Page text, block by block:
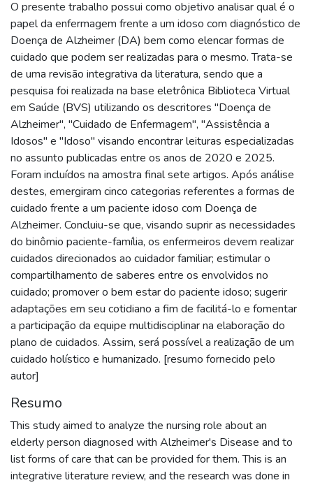
O presente trabalho possui como objetivo analisar qual é o
papel da enfermagem frente a um idoso com diagnóstico de
Doença de Alzheimer (DA) bem como elencar formas de
cuidado que podem ser realizadas para o mesmo. Trata-se
de uma revisão integrativa da literatura, sendo que a
pesquisa foi realizada na base eletrônica Biblioteca Virtual
em Saúde (BVS) utilizando os descritores "Doença de
Alzheimer", "Cuidado de Enfermagem", "Assistência a
Idosos" e "Idoso" visando encontrar leituras especializadas
no assunto publicadas entre os anos de 2020 e 2025.
Foram incluídos na amostra final sete artigos. Após análise
destes, emergiram cinco categorias referentes a formas de
cuidado frente a um paciente idoso com Doença de
Alzheimer. Concluiu-se que, visando suprir as necessidades
do binômio paciente-família, os enfermeiros devem realizar
cuidados direcionados ao cuidador familiar; estimular o
compartilhamento de saberes entre os envolvidos no
cuidado; promover o bem estar do paciente idoso; sugerir
adaptações em seu cotidiano a fim de facilitá-lo e fomentar
a participação da equipe multidisciplinar na elaboração do
plano de cuidados. Assim, será possível a realização de um
cuidado holístico e humanizado. [resumo fornecido pelo
autor]
Resumo
This study aimed to analyze the nursing role about an
elderly person diagnosed with Alzheimer's Disease and to
list forms of care that can be provided for them. This is an
integrative literature review, and the research was done in